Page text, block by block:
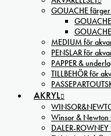
GOUACHE
MEDIUM för
PENSLAR för
PAPPER &
TILLBEHÖR för
AKRYL
Winsor &
DALER-